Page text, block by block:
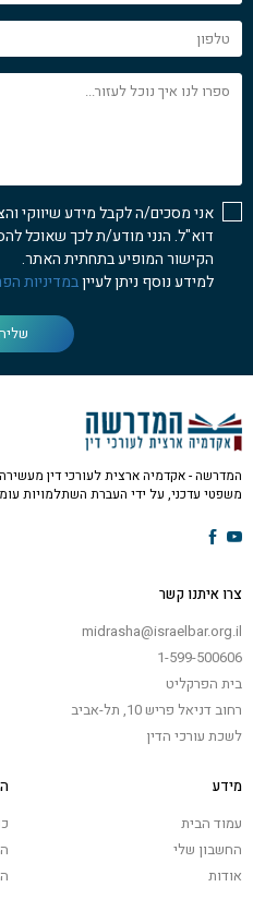
טלפון
ספרו
לנו
אני מסכים/ה לקבל מידע שיווקי
דוא"ל. הנני מודע/ת לכך שאוכל
הקישור המופיע בתחתית האתר.
למידע נוסף ניתן לעייןבמדיניות
המדרשה - אקדמיה ארצית לעורכי דין
משפטי עדכני, על ידי העברת השתלמויות
צרו איתנו קשר
midrasha@israelbar.org.il
1-599-500606
בית הפרקליט
רחוב דניאל פריש 10, תל-אביב
לשכת עורכי הדין
מידע
עמוד הבית
החשבון שלי
אודות